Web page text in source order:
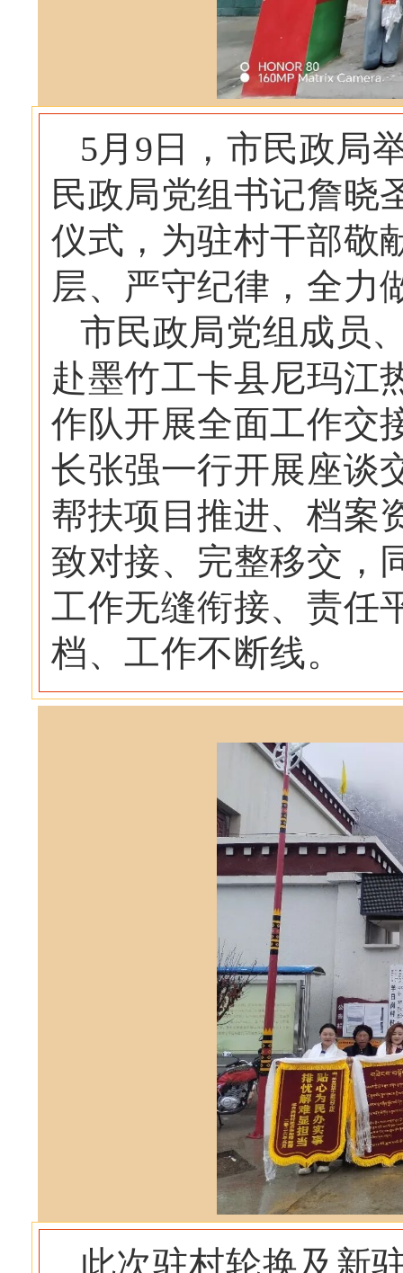
5月9日，市民政局
民政局党组书记詹晓
仪式，为驻村干部敬
层、严守纪律，全力
市民政局党组成员
赴墨竹工卡县尼玛江
作队开展全面工作交
长张强一行开展座谈
帮扶项目推进、档案
致对接、完整移交，
工作无缝衔接、责任
档、工作不断线。